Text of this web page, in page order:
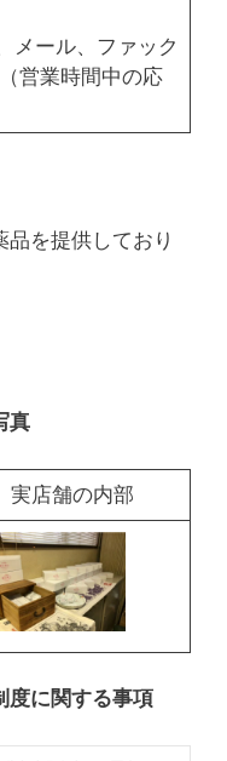
メール、ファック
営業時間中の応
を提供しており
真
実店舗の内部
度に関する事項